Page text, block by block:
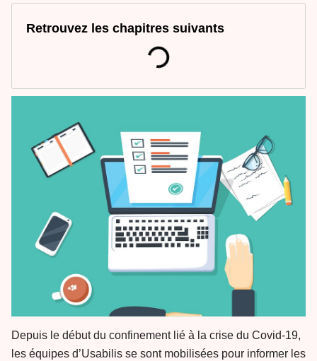
Retrouvez les chapitres suivants
Depuis le début du confinement lié à la crise du Covid-19,
les équipes d’Usabilis se sont mobilisées pour informer les